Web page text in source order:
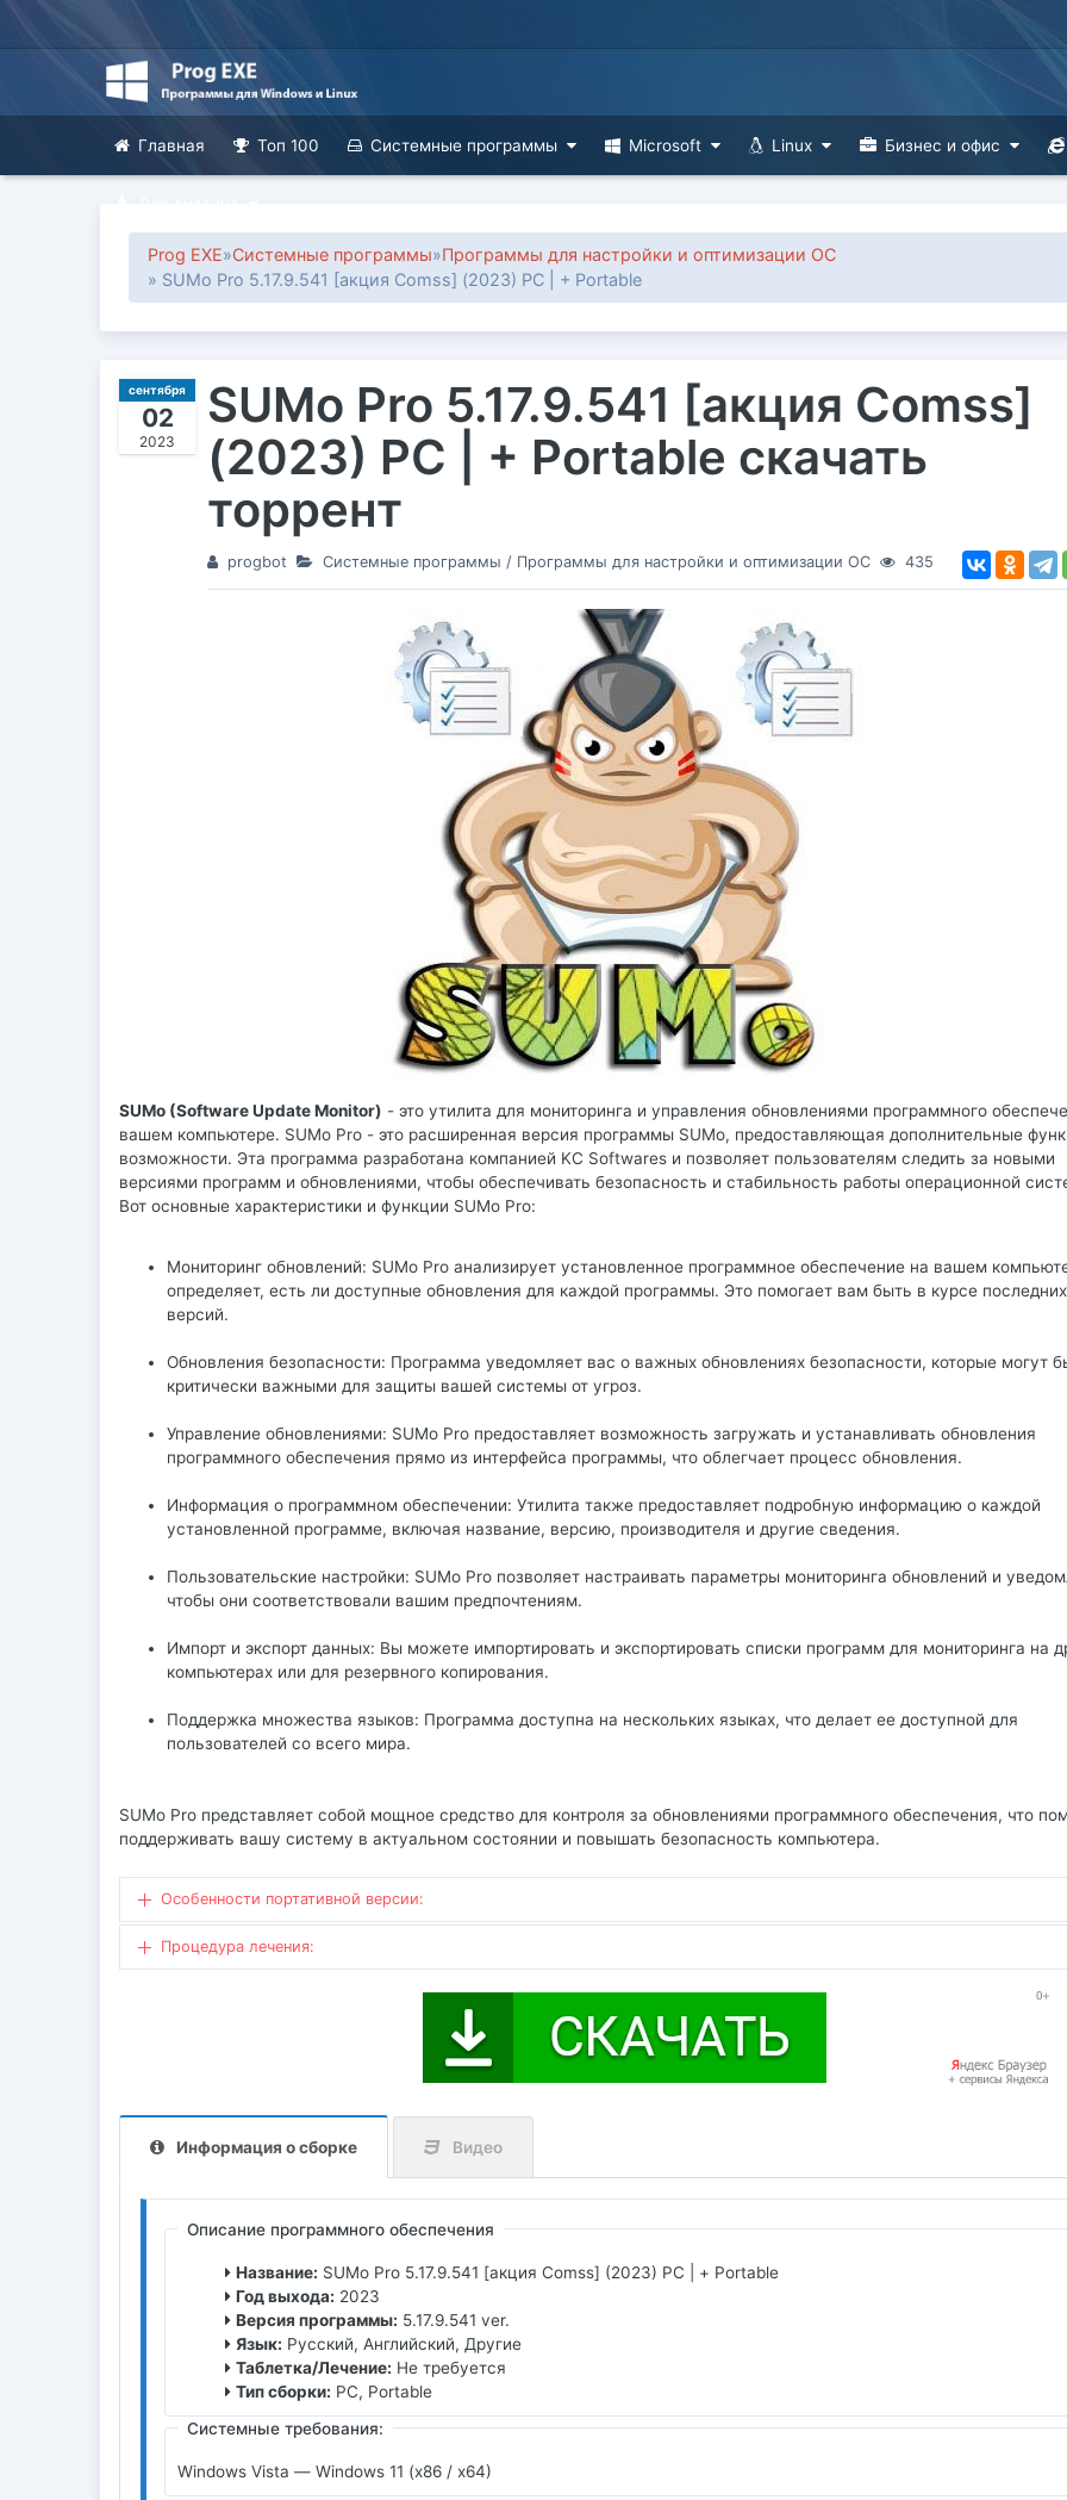
Главная Топ 100 Системные программы Microsoft Linux Бизнес и офис
Prog EXE»Системные программы»Программы для настройки и оптимизации ОС
» SUMo Pro 5.17.9.541 [акция Comss] (2023) PC | + Portable
сентября
02
2023
SUMo Pro 5.17.9.541 [акция Comss]
(2023) PC | + Portable скачать
торрент
progbot Системные программы / Программы для настройки и оптимизации ОС 435
SUMo (Software Update Monitor) - это утилита для мониторинга и управления обновлениями программного
вашем компьютере. SUMo Pro - это расширенная версия программы SUMo, предоставляющая дополнительные
возможности. Эта программа разработана компанией KC Softwares и позволяет пользователям следить за новыми
версиями программ и обновлениями, чтобы обеспечивать безопасность и стабильность работы операционной
Вот основные характеристики и функции SUMo Pro:
Мониторинг обновлений: SUMo Pro анализирует установленное программное обеспечение на вашем
определяет, есть ли доступные обновления для каждой программы. Это помогает вам быть в курсе последних
версий.
Обновления безопасности: Программа уведомляет вас о важных обновлениях безопасности, которые могут
критически важными для защиты вашей системы от угроз.
Управление обновлениями: SUMo Pro предоставляет возможность загружать и устанавливать обновления
программного обеспечения прямо из интерфейса программы, что облегчает процесс обновления.
Информация о программном обеспечении: Утилита также предоставляет подробную информацию о каждой
установленной программе, включая название, версию, производителя и другие сведения.
Пользовательские настройки: SUMo Pro позволяет настраивать параметры мониторинга обновлений и
чтобы они соответствовали вашим предпочтениям.
Импорт и экспорт данных: Вы можете импортировать и экспортировать списки программ для мониторинга на
компьютерах или для резервного копирования.
Поддержка множества языков: Программа доступна на нескольких языках, что делает ее доступной для
пользователей со всего мира.
SUMo Pro представляет собой мощное средство для контроля за обновлениями программного обеспечения, что
поддерживать вашу систему в актуальном состоянии и повышать безопасность компьютера.
Особенности портативной версии:
Процедура лечения:
Информация о сборке Видео
Описание программного обеспечения
Название: SUMo Pro 5.17.9.541 [акция Comss] (2023) PC | + Portable
Год выхода: 2023
Версия программы: 5.17.9.541 ver.
Язык: Русский, Английский, Другие
Таблетка/Лечение: Не требуется
Тип сборки: PC, Portable
Системные требования:
Windows Vista — Windows 11 (x86 / x64)